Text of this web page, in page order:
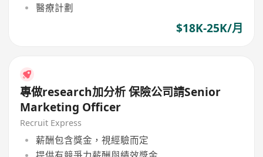
醫療計劃
$18K-25K/月
專做research加分析 保險公司請Senior
Marketing Officer
Recruit Express
薪酬包含獎金，視經驗而定